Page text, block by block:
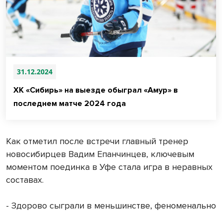
31.12.2024
ХК «Сибирь» на выезде обыграл «Амур» в
последнем матче 2024 года
Как отметил после встречи главный тренер
новосибирцев Вадим Епанчинцев, ключевым
моментом поединка в Уфе стала игра в неравных
составах.
- Здорово сыграли в меньшинстве, феноменально